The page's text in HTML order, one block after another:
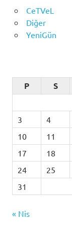
CeTVeL
Diğer
YeniGün
P S
3
4
10
11
17
18
24
25
31
« Nis